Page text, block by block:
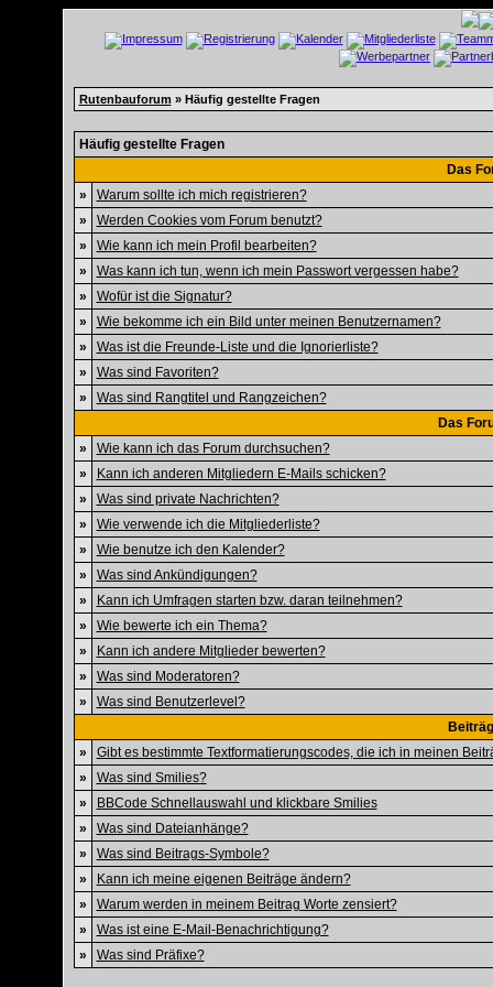
Rutenbauforum » Häufig gestellte Fragen
Häufig gestellte Fragen
Das
»
Warum sollte ich mich registrieren?
»
Werden Cookies vom Forum benutzt?
»
Wie kann ich mein Profil bearbeiten?
»
Was kann ich tun, wenn ich mein Passwort vergessen habe?
»
Wofür ist die Signatur?
»
Wie bekomme ich ein Bild unter meinen Benutzernamen?
»
Was ist die Freunde-Liste und die Ignorierliste?
»
Was sind Favoriten?
»
Was sind Rangtitel und Rangzeichen?
Das
»
Wie kann ich das Forum durchsuchen?
»
Kann ich anderen Mitgliedern E-Mails schicken?
»
Was sind private Nachrichten?
»
Wie verwende ich die Mitgliederliste?
»
Wie benutze ich den Kalender?
»
Was sind Ankündigungen?
»
Kann ich Umfragen starten bzw. daran teilnehmen?
»
Wie bewerte ich ein Thema?
»
Kann ich andere Mitglieder bewerten?
»
Was sind Moderatoren?
»
Was sind Benutzerlevel?
»
Gibt es bestimmte Textformatierungscodes, die ich in meinen
»
Was sind Smilies?
»
BBCode Schnellauswahl und klickbare Smilies
»
Was sind Dateianhänge?
»
Was sind Beitrags-Symbole?
»
Kann ich meine eigenen Beiträge ändern?
»
Warum werden in meinem Beitrag Worte zensiert?
»
Was ist eine E-Mail-Benachrichtigung?
»
Was sind Präfixe?